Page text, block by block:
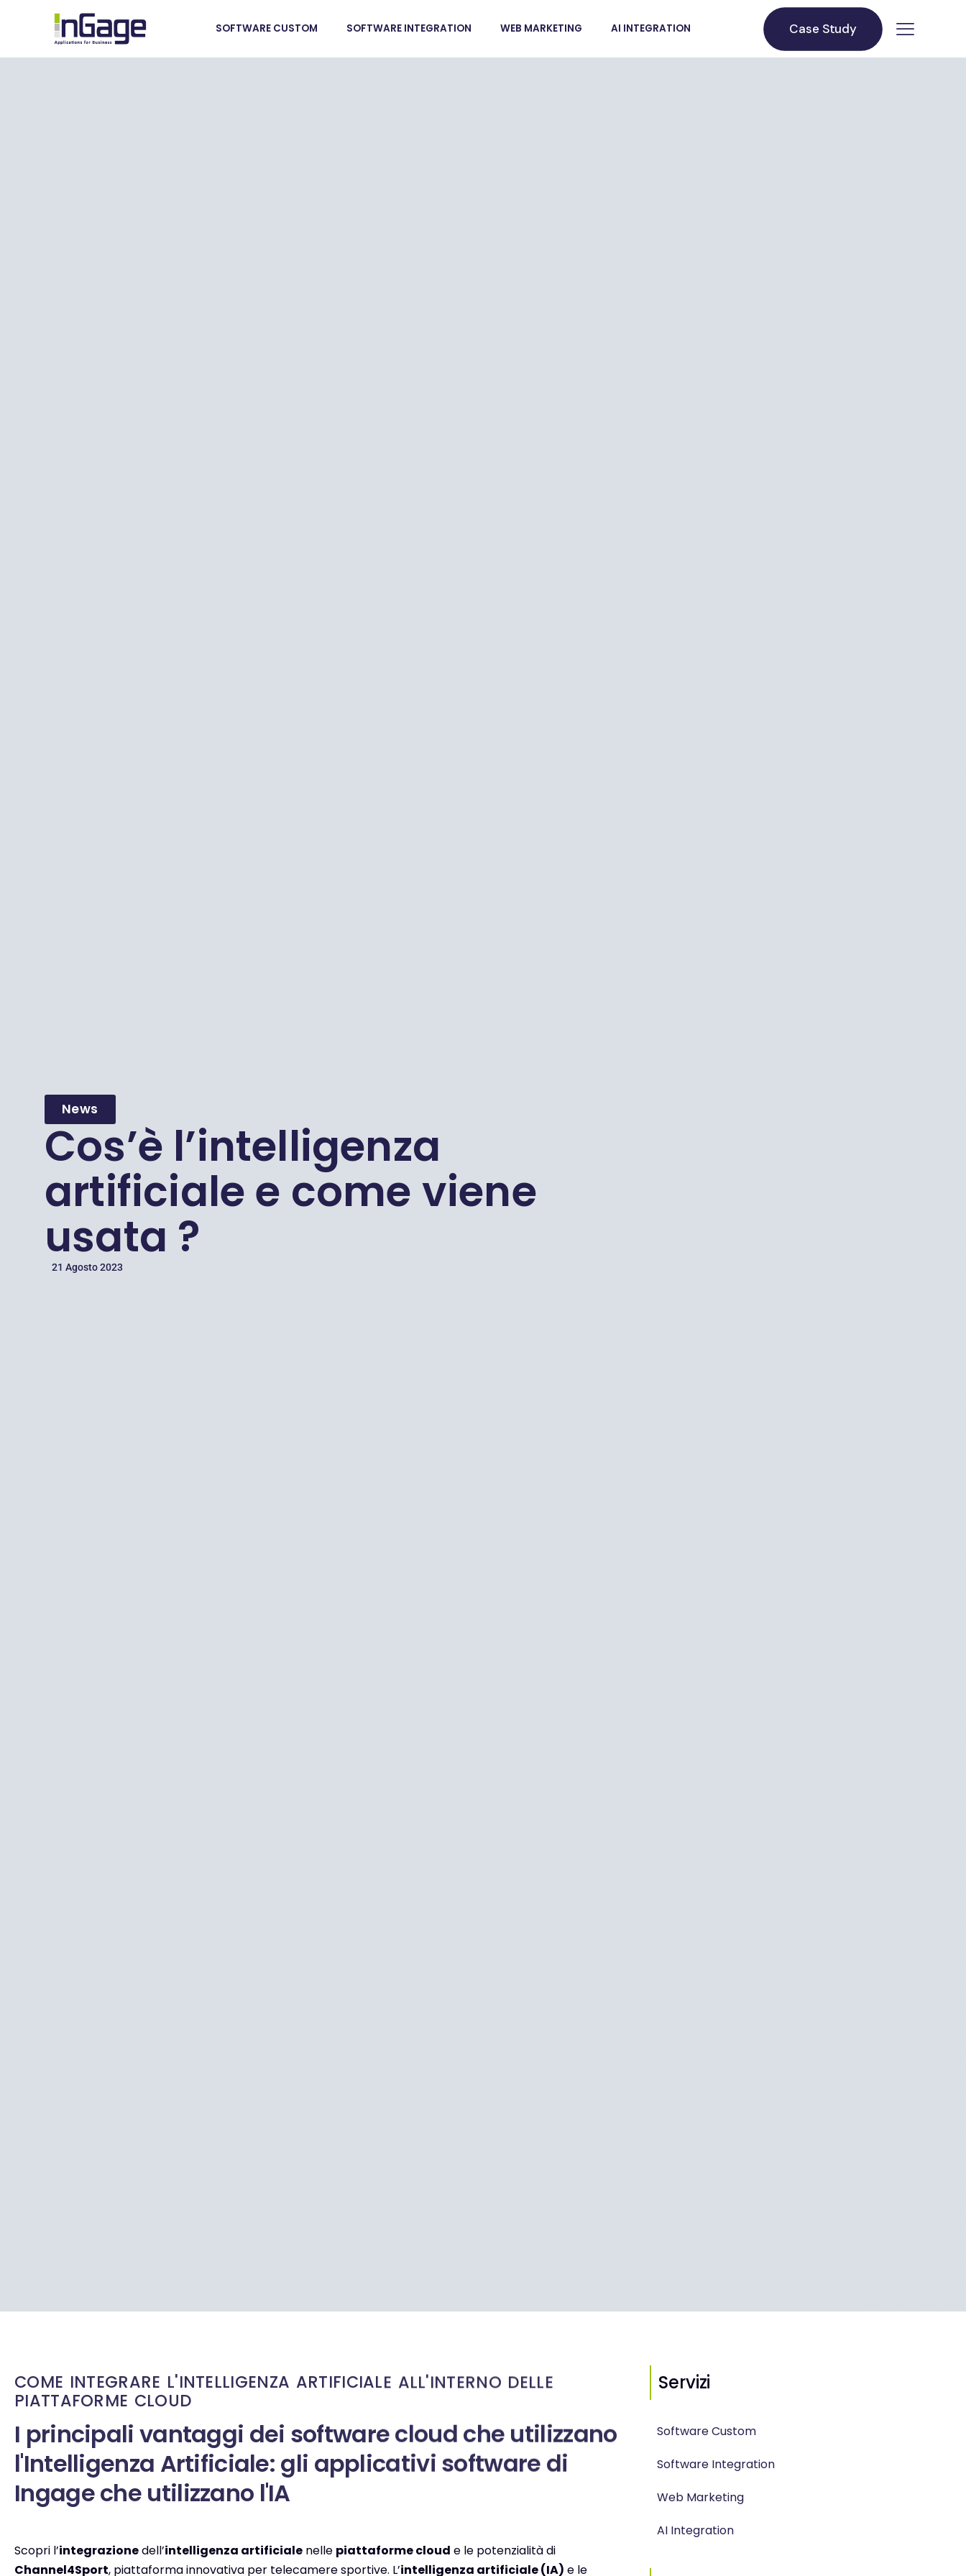
SOFTWARE CUSTOM SOFTWARE INTEGRATION WEB MARKETING AI INTEGRATION Case Study
News
Cos’è l’intelligenza
artificiale e come viene
usata ?
21 Agosto 2023
COME INTEGRARE L'INTELLIGENZA ARTIFICIALE ALL'INTERNO DELLE
PIATTAFORME CLOUD
I principali vantaggi dei software cloud che utilizzano
l'Intelligenza Artificiale: gli applicativi software di
Ingage che utilizzano l'IA
Scopri l’integrazionedell’intelligenza artificiale nelle piattaforme cloud e le potenzialità di
Channel4Sport, piattaforma innovativa per telecamere sportive. L’intelligenza artificiale (IA) e le
Servizi
Software Custom
Software Integration
Web Marketing
AI Integration